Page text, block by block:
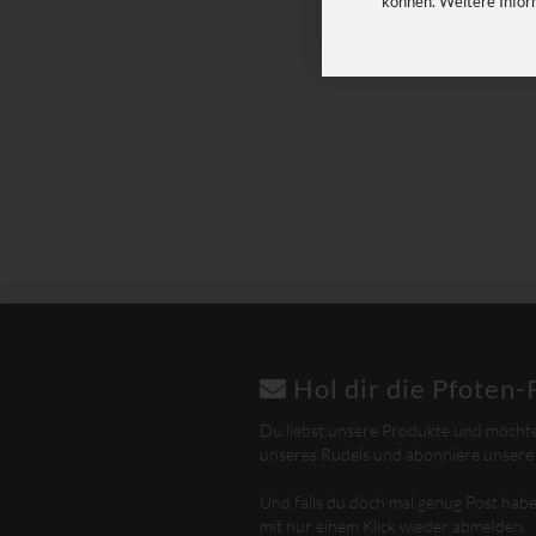
Hol dir die Pfoten-
Du liebst unsere Produkte und
unseres Rudels und abonniere
Und falls du doch mal genug Post
mit nur einem Klick wieder abmelden.